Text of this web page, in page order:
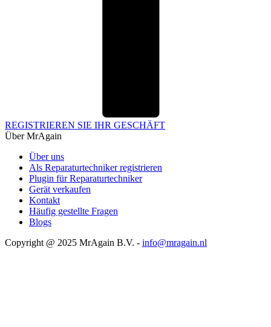
REGISTRIEREN SIE IHR GESCHÄFT
Über MrAgain
Über uns
Als Reparaturtechniker registrieren
Plugin für Reparaturtechniker
Gerät verkaufen
Kontakt
Häufig gestellte Fragen
Blogs
Copyright @ 2025 MrAgain B.V. - info@mragain.nl